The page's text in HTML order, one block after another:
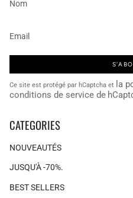
Ce site est protégé par hCaptcha et la
conditions de service de
CATEGORIES
NOUVEAUTÉS
JUSQU'À -70%.
BEST SELLERS